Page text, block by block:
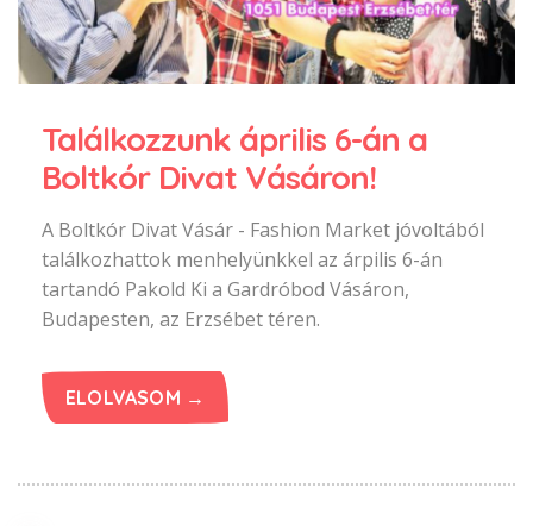
Találkozzunk április 6-án a
Boltkór Divat Vásáron!
A Boltkór Divat Vásár - Fashion Market jóvoltából
találkozhattok menhelyünkkel az árpilis 6-án
tartandó Pakold Ki a Gardróbod Vásáron,
Budapesten, az Erzsébet téren.
ELOLVASOM →